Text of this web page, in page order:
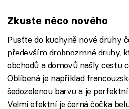
Zkuste něco nového
Pusťte do kuchyně nové druhy
především drobnozrnné druhy,
obchodů a domovů našly cestu
Oblíbená je například
šedozelenou barvu a je
Velmi efektní je černá čočka